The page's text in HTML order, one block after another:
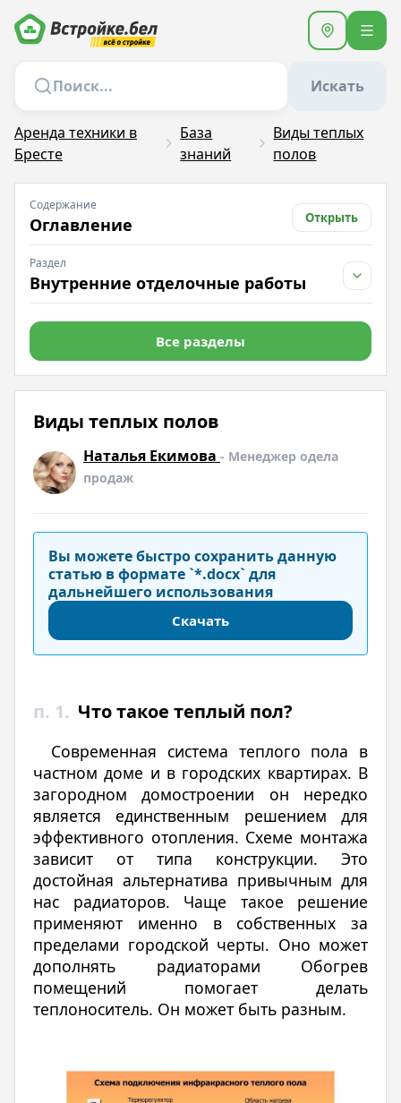
Искать
Аренда техники в
Бресте
База
знаний
Виды теплых
полов
Содержание
Оглавление Открыть
Раздел
Внутренние отделочные работы
Все разделы
Виды теплых полов
Наталья Екимова - Менеджер одела
продаж
Вы можете быстро сохранить данную
статью в формате `*.docx` для
дальнейшего использования
Скачать
п. 1. Что такое теплый пол?
Современная система теплого пола в
частном доме и в городских квартирах. В
загородном домостроении он нередко
является единственным решением для
эффективного отопления. Схеме монтажа
зависит от типа конструкции. Это
достойная альтернатива привычным для
нас радиаторов. Чаще такое решение
применяют именно в собственных за
пределами городской черты. Оно может
дополнять радиаторами Обогрев
помещений помогает делать
теплоноситель. Он может быть разным.